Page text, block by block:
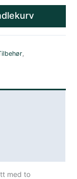
,
med to